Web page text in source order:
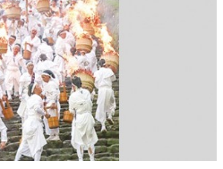
24 25
31 1